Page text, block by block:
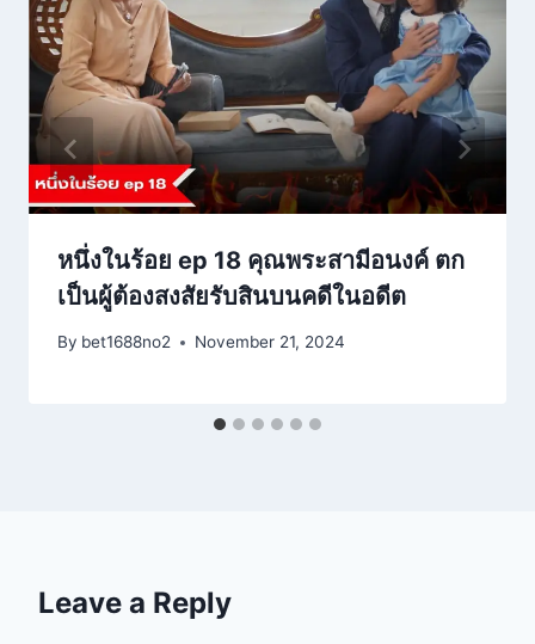
หนึ่งในร้อย ep 18 คุณพระสามีอนงค์ ตก
เป็นผู้ต้องสงสัยรับสินบนคดีในอดีต
By bet1688no2 November 21, 2024
Leave a Reply